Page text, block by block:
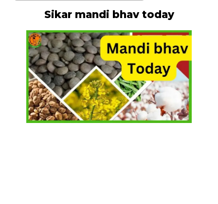
Sikar mandi bhav today